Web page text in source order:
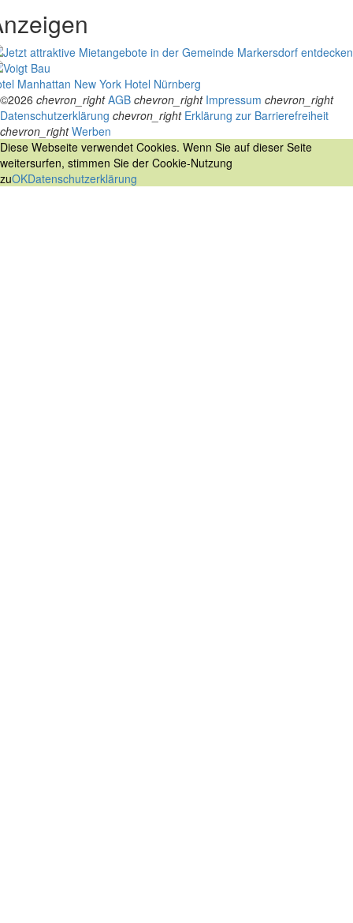
Manhattan New York Hotel Nürnberg
©2026 chevron_right AGB chevron_right Impressum chevron_right
Datenschutzerklärung chevron_right Erklärung zur Barrierefreiheit
chevron_right Werben
Diese Webseite verwendet Cookies. Wenn Sie auf dieser Seite
weitersurfen, stimmen Sie der Cookie-Nutzung
zuOKDatenschutzerklärung